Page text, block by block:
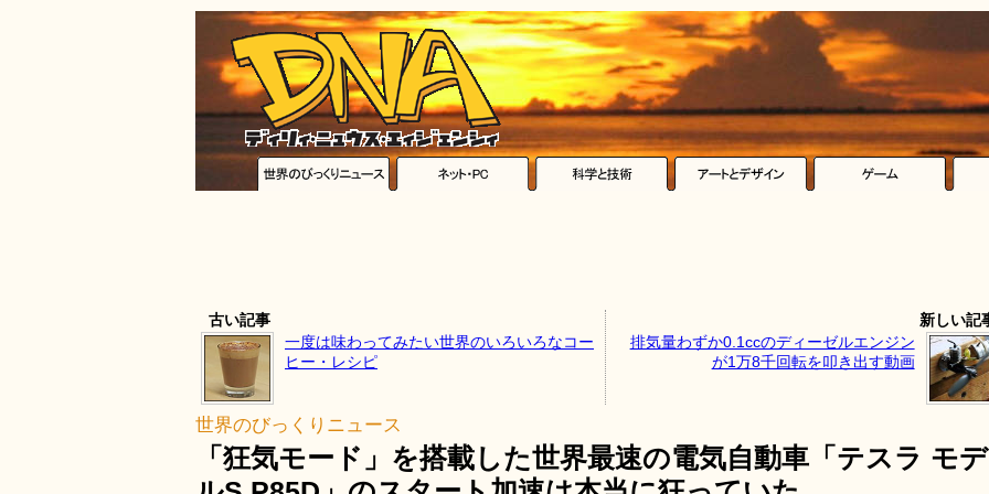
古い記事
一度は味わってみたい世界のいろいろなコー
ヒー・レシピ
新しい記
排気量わずか0.1ccのディーゼルエンジン
が1万8千回転を叩き出す動画
世界のびっくりニュース
「狂気モード」を搭載した世界最速の電気自動車「テスラ モデ